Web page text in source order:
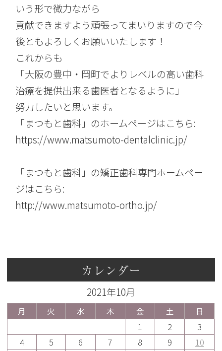
いう形で微力ながら
貢献できますよう頑張ってまいりますので今
後ともよろしくお願いいたします！
これからも
「大阪の豊中・岡町でよりレベルの高い歯科
治療を提供出来る歯医者となるように」
努力したいと思います。
「まつもと歯科」のホームページはこちら:
https://www.matsumoto-dentalclinic.jp/
「まつもと歯科」の矯正歯科専門ホームペー
ジはこちら:
http://www.matsumoto-ortho.jp/
カレンダー
2021年10月
月 火 水 木 金 土 日
1 2
3
4
5 6 7 8 9 10